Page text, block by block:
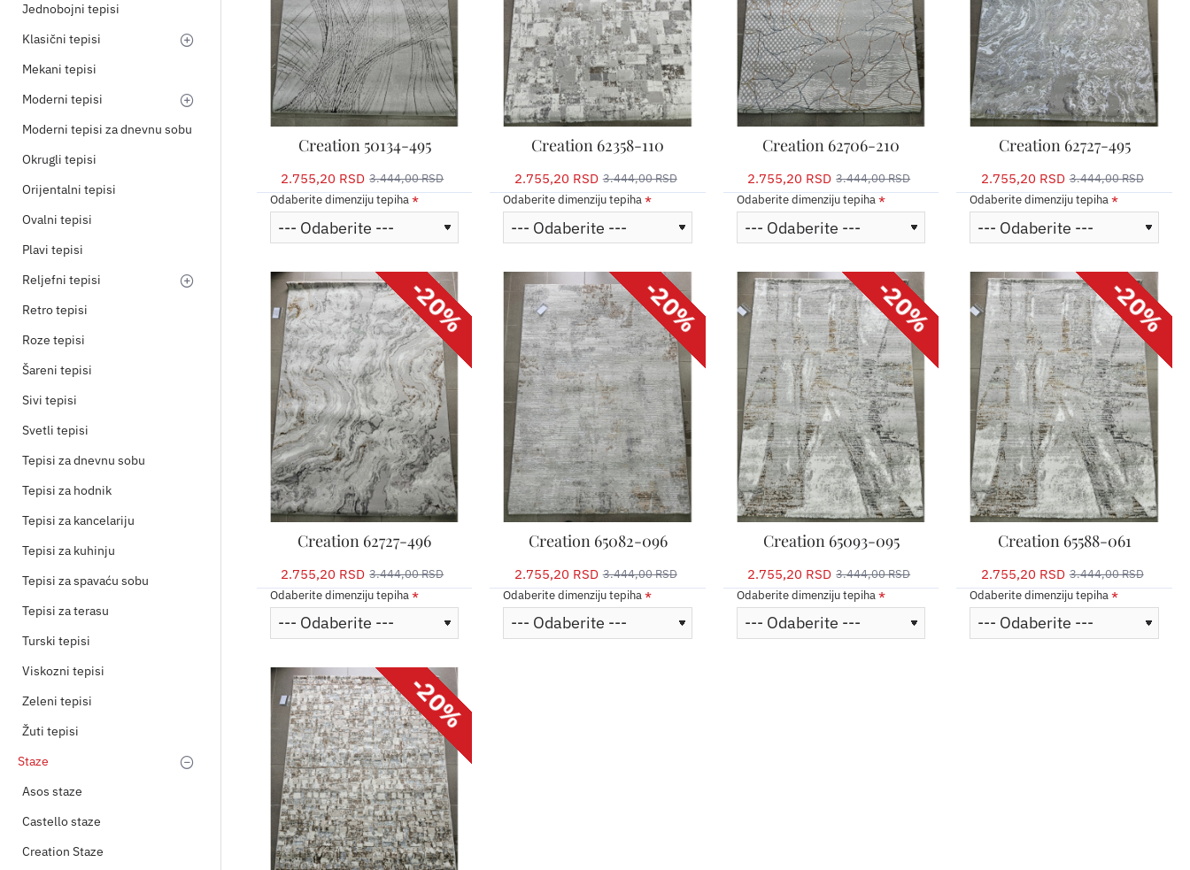
Jednobojni tepisi
Klasični tepisi
Mekani tepisi
Moderni tepisi
Moderni tepisi za dnevnu sobu
Okrugli tepisi
Orijentalni tepisi
Ovalni tepisi
Plavi tepisi
Reljefni tepisi
Retro tepisi
Roze tepisi
Šareni tepisi
Sivi tepisi
Svetli tepisi
Tepisi za dnevnu sobu
Tepisi za hodnik
Tepisi za kancelariju
Tepisi za kuhinju
Tepisi za spavaću sobu
Tepisi za terasu
Turski tepisi
Viskozni tepisi
Zeleni tepisi
Žuti tepisi
Staze
Asos staze
Castello staze
Creation Staze
Creation 50134-495
2.755,20 RSD 3.444,00 RSD
Odaberite dimenziju tepiha
Creation 62358-110
2.755,20 RSD 3.444,00 RSD
Odaberite dimenziju tepiha
Creation 62706-210
2.755,20 RSD 3.444,00 RSD
Odaberite dimenziju tepiha
Creation 62727-495
2.755,20 RSD 3.444,00 RSD
Odaberite dimenziju tepiha
-20%
Creation 62727-496
2.755,20 RSD 3.444,00 RSD
Odaberite dimenziju tepiha
-20%
Creation 65082-096
2.755,20 RSD 3.444,00 RSD
Odaberite dimenziju tepiha
-20%
Creation 65093-095
2.755,20 RSD 3.444,00 RSD
Odaberite dimenziju tepiha
-20%
Creation 65588-061
2.755,20 RSD 3.444,00 RSD
Odaberite dimenziju tepiha
-20%